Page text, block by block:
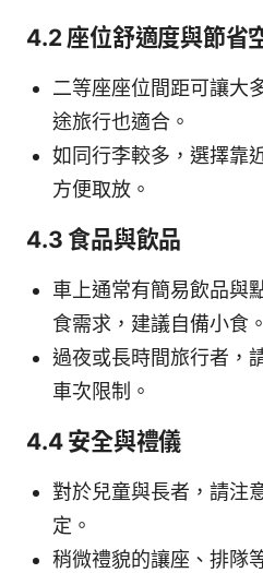
4.2 座位舒適度與節省
二等座座位間距可讓大
途旅行也適合。
如同行李較多，選擇靠
方便取放。
4.3 食品與飲品
車上通常有簡易飲品與
食需求，建議自備小食。
過夜或長時間旅行者，
車次限制。
4.4 安全與禮儀
對於兒童與長者，請注
定。
稍微禮貌的讓座、排隊